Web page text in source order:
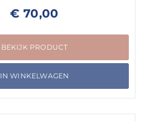
€ 70,00
BEKIJK PRODUCT
IN WINKELWAGEN